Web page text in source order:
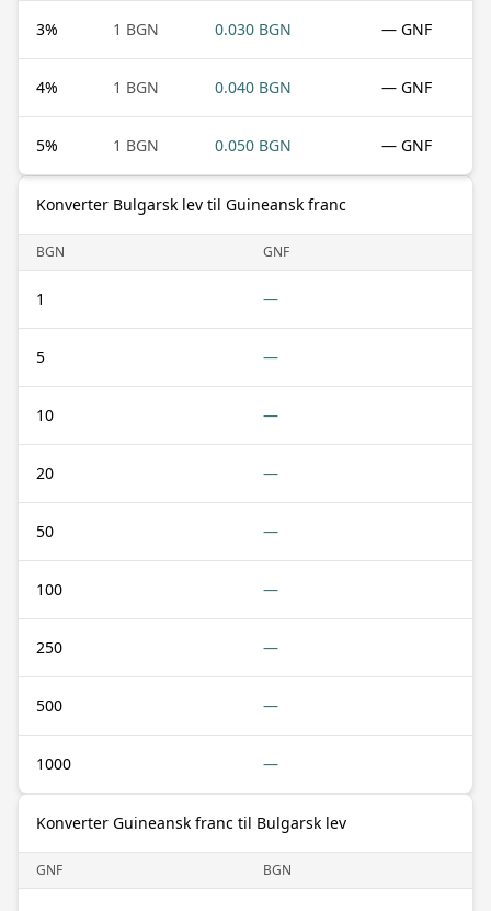
3% 1 BGN 0.030 BGN — GNF
4% 1 BGN 0.040 BGN — GNF
5% 1 BGN 0.050 BGN — GNF
Konverter Bulgarsk lev til Guineansk franc
BGN GNF
1 —
5 —
10 —
20 —
50 —
100 —
250 —
500 —
1000 —
Konverter Guineansk franc til Bulgarsk lev
GNF BGN